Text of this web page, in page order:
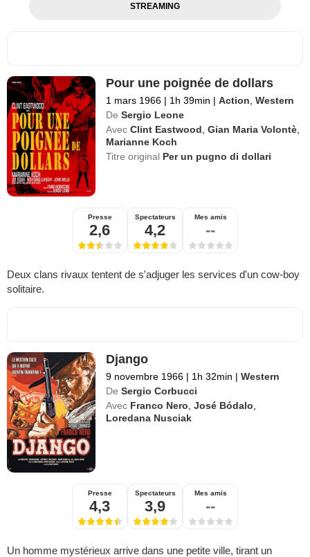
STREAMING
Pour une poignée de dollars
1 mars 1966 | 1h 39min | Action ,Western
De Sergio Leone
Avec Clint Eastwood ,Gian Maria Volontè
Marianne Koch
Titre original Per un pugno di dollari
Presse
2,6
Spectateurs
4,2
Mes amis
--
Deux clans rivaux tentent de s'adjuger les services d'un cow-boy
solitaire.
Django
9 novembre 1966 | 1h 32min | Western
De Sergio Corbucci
Avec Franco Nero ,José Bódalo
Loredana Nusciak
Presse
4,3
Spectateurs
3,9
Mes amis
--
Un homme mystérieux arrive dans une petite ville, tirant un